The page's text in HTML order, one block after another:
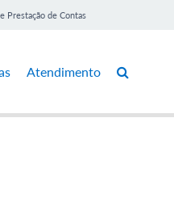
Prestação de Contas
Atendimento